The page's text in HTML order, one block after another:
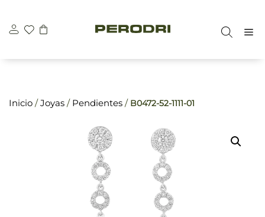
contenido
Inicio /Joyas / Pendientes / B0472-52-1111-01